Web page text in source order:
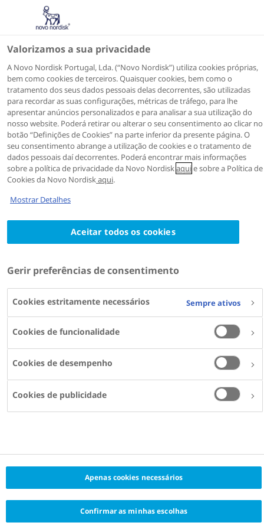
Valorizamos a sua privacidade
A Novo Nordisk Portugal, Lda. (“Novo Nordisk”) utiliza cookies próprias,
bem como cookies de terceiros. Quaisquer cookies, bem como o
tratamento dos seus dados pessoais delas decorrentes, são utilizadas
para recordar as suas configurações, métricas de tráfego, para lhe
apresentar anúncios personalizados e para analisar a sua utilização do
nosso website. Poderá retirar ou alterar o seu consentimento ao clicar no
botão “Definições de Cookies” na parte inferior da presente página. O
seu consentimento abrange a utilização de cookies e o tratamento de
dados pessoais daí decorrentes. Poderá encontrar mais informações
sobre a política de privacidade da Novo Nordiskaquie sobre a Política de
Cookies da Novo Nordiskaqui.
Mostrar Detalhes
Aceitar todos os cookies
Gerir preferências de consentimento
Cookies estritamente necessários Sempre ativos
Cookies de funcionalidade
Cookies de desempenho
Cookies de publicidade
Apenas cookies necessários
Confirmar as minhas escolhas